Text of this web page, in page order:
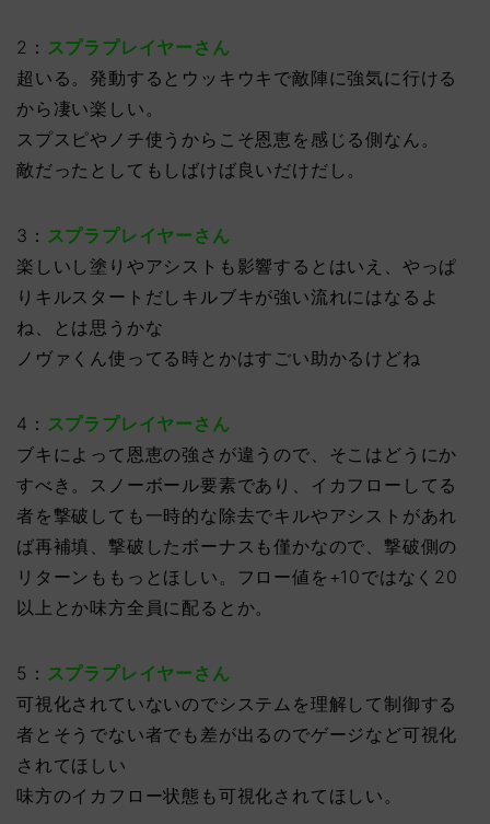
2： スプラプレイヤーさん
超いる。発動するとウッキウキで敵陣に強気に行ける
から凄い楽しい。
スプスピやノチ使うからこそ恩恵を感じる側なん。
敵だったとしてもしばけば良いだけだし。
3： スプラプレイヤーさん
楽しいし塗りやアシストも影響するとはいえ、やっぱ
りキルスタートだしキルブキが強い流れにはなるよ
ね、とは思うかな
ノヴァくん使ってる時とかはすごい助かるけどね
4： スプラプレイヤーさん
ブキによって恩恵の強さが違うので、そこはどうにか
すべき。スノーボール要素であり、イカフローしてる
者を撃破しても一時的な除去でキルやアシストがあれ
ば再補填、撃破したボーナスも僅かなので、撃破側の
リターンももっとほしい。フロー値を+10ではなく20
以上とか味方全員に配るとか。
5： スプラプレイヤーさん
可視化されていないのでシステムを理解して制御する
者とそうでない者でも差が出るのでゲージなど可視化
されてほしい
味方のイカフロー状態も可視化されてほしい。